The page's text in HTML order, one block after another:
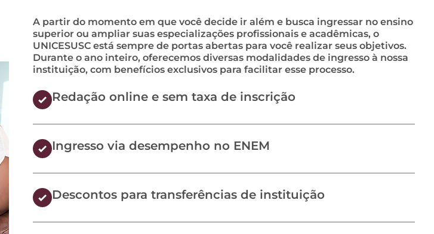
A partir do momento em que você decide ir além e busca ingressar no ensino
superior ou ampliar suas especializações profissionais e acadêmicas, o
UNICESUSC está sempre de portas abertas para você realizar seus objetivos.
Durante o ano inteiro, oferecemos diversas modalidades de ingresso à nossa
instituição, com benefícios exclusivos para facilitar esse processo.
Redação online e sem taxa de inscrição
Ingresso via desempenho no ENEM
Descontos para transferências de instituição